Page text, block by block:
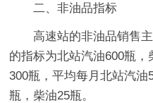
二、非油品指标
高速站的非油品销售
的指标为北站汽油600瓶
300瓶，平均每月北站汽
瓶，柴油25瓶。